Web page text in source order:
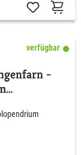
verfügbar
-